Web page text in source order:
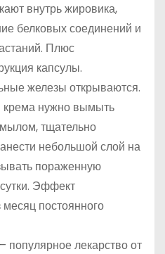
внутрь жировика,
белковых соединений и
Плюс
капсулы.
железы открываются.
нужно вымыть
тщательно
небольшой слой на
пораженную
Эффект
постоянного
популярное лекарство от